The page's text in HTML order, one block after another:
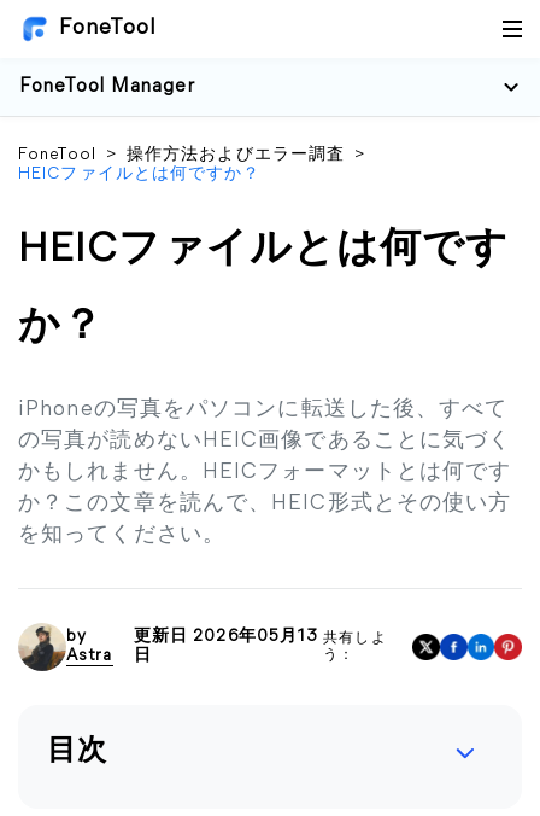
FoneTool
FoneTool Manager
FoneTool > 操作方法およびエラー調査
>
HEICファイルとは何ですか？
HEICファイルとは何です
か？
iPhoneの写真をパソコンに転送した後、すべて
の写真が読めないHEIC画像であることに気づく
かもしれません。HEICフォーマットとは何です
か？この文章を読んで、HEIC形式とその使い方
を知ってください。
by
Astra
更新日 2026年05月13
日
共有しよ
う：
目次